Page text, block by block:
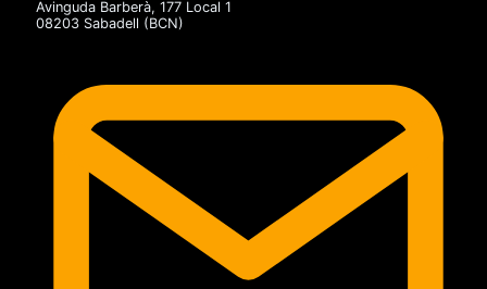
Avinguda Barberà, 177 Local 1
08203 Sabadell (BCN)